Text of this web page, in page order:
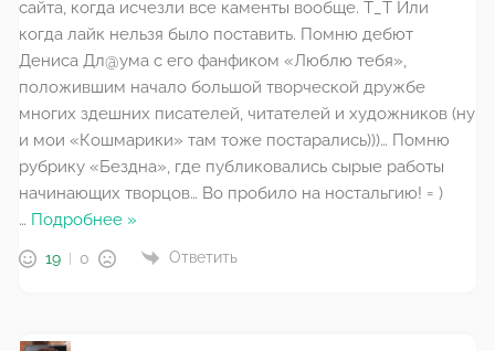
сайта, когда исчезли все каменты вообще. Т_Т Или
когда лайк нельзя было поставить. Помню дебют
Дениса Дл@ума с его фанфиком «Люблю тебя»,
положившим начало большой творческой дружбе
многих здешних писателей, читателей и художников (ну
и мои «Кошмарики» там тоже постарались)))… Помню
рубрику «Бездна», где публиковались сырые работы
начинающих творцов… Во пробило на ностальгию! = )
… Подробнее »
19 0 Ответить